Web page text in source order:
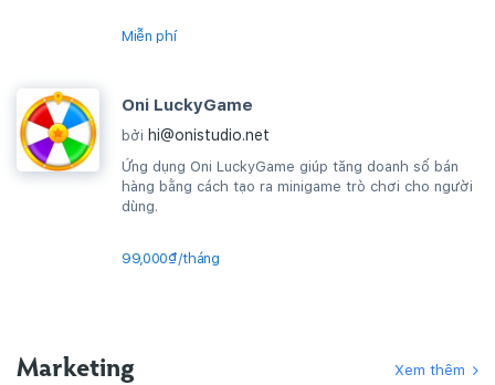
Miễn phí
Oni LuckyGame
bởi hi@onistudio.net
Ứng dụng Oni LuckyGame giúp tăng doanh số bán
hàng bằng cách tạo ra minigame trò chơi cho người
dùng.
99,000₫/tháng
Marketing Xem thêm